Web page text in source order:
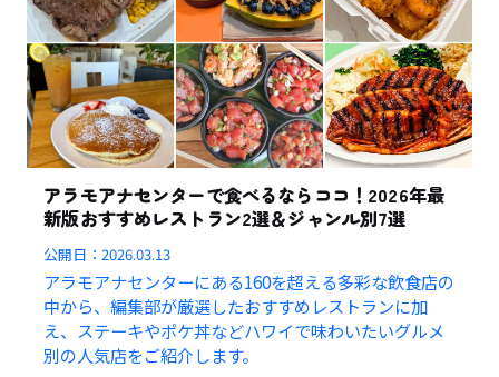
アラモアナセンターで食べるならココ！2026年最
新版おすすめレストラン2選＆ジャンル別7選
公開日：2026.03.13
アラモアナセンターにある160を超える多彩な飲食店の
中から、編集部が厳選したおすすめレストランに加
え、ステーキやポケ丼などハワイで味わいたいグルメ
別の人気店をご紹介します。